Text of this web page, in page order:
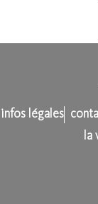
infos légales
la